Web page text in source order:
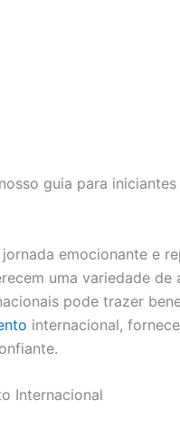
guia para
emocionante e
uma variedade
pode trazer
internacional,
Internacional